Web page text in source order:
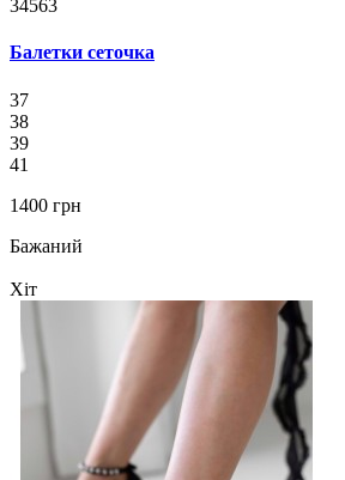
34563
Балетки сеточка
37
38
39
41
1400 грн
Бажаний
Хіт